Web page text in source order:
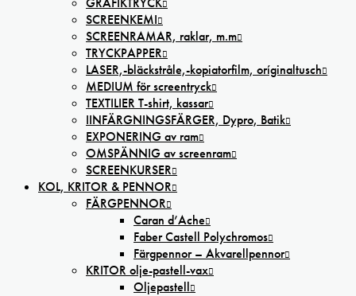
SCREENKEMI
SCREENRAMAR, raklar, m.m
TRYCKPAPPER
LASER,-bläckstråle,-kopiatorfilm, oríginaltusch
MEDIUM för screentryck
TEXTILIER T-shirt, kassar
IINFÄRGNINGSFÄRGER, Dypro, Batik
EXPONERING av ram
OMSPÄNNIG av screenram
SCREENKURSER
KOL, KRITOR & PENNOR
FÄRGPENNOR
Caran d’Ache
Faber Castell Polychromos
Färgpennor – Akvarellpennor
KRITOR olje-pastell-vax
Oljepastell